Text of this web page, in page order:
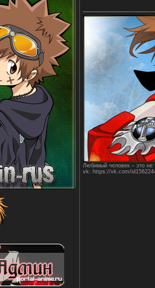
Любимый человек – это не
vk: https://vk.com/